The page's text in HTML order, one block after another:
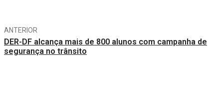
ANTERIOR
DER-DF alcança mais de 800 alunos com campanha de
segurança no trânsito